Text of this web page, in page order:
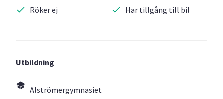
Röker ej Har tillgång till bil
Utbildning
Alströmergymnasiet